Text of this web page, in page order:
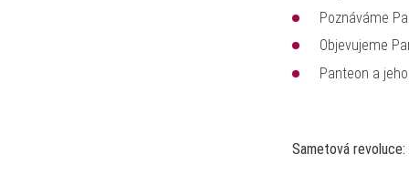
Poznáváme
Objevujeme
Panteon a
Sametová revoluce: